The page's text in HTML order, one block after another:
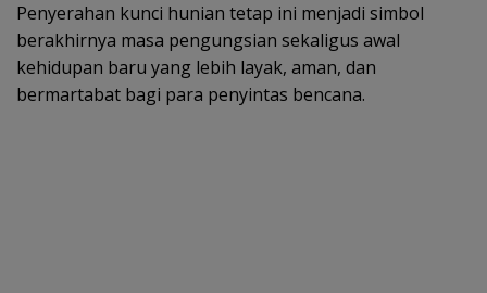
Penyerahan kunci hunian tetap ini menjadi simbol
berakhirnya masa pengungsian sekaligus awal
kehidupan baru yang lebih layak, aman, dan
bermartabat bagi para penyintas bencana.